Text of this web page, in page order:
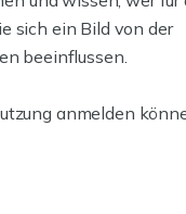
sich ein Bild von der
beeinflussen.
anmelden